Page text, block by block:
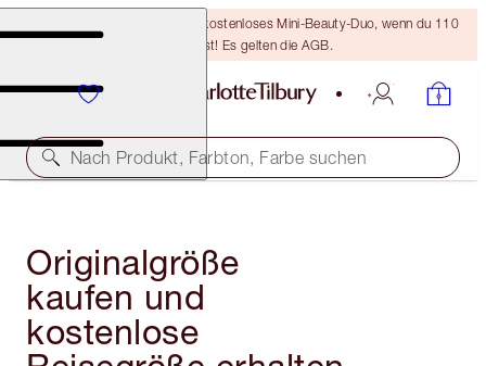
LETZTE CHANCE! Erhalte ein kostenloses Mini-Beauty-Duo, wenn du 110
€ ausgibst! Es gelten die AGB.
Nach Produkt, Farbton, Farbe suchen
Originalgröße
kaufen und
kostenlose